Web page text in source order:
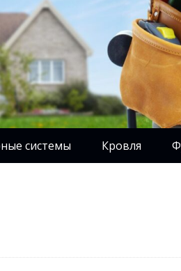
системы Кровля